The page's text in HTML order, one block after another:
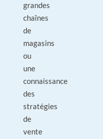
grandes
chaînes
de
magasins
ou
une
connaissance
des
stratégies
de
vente